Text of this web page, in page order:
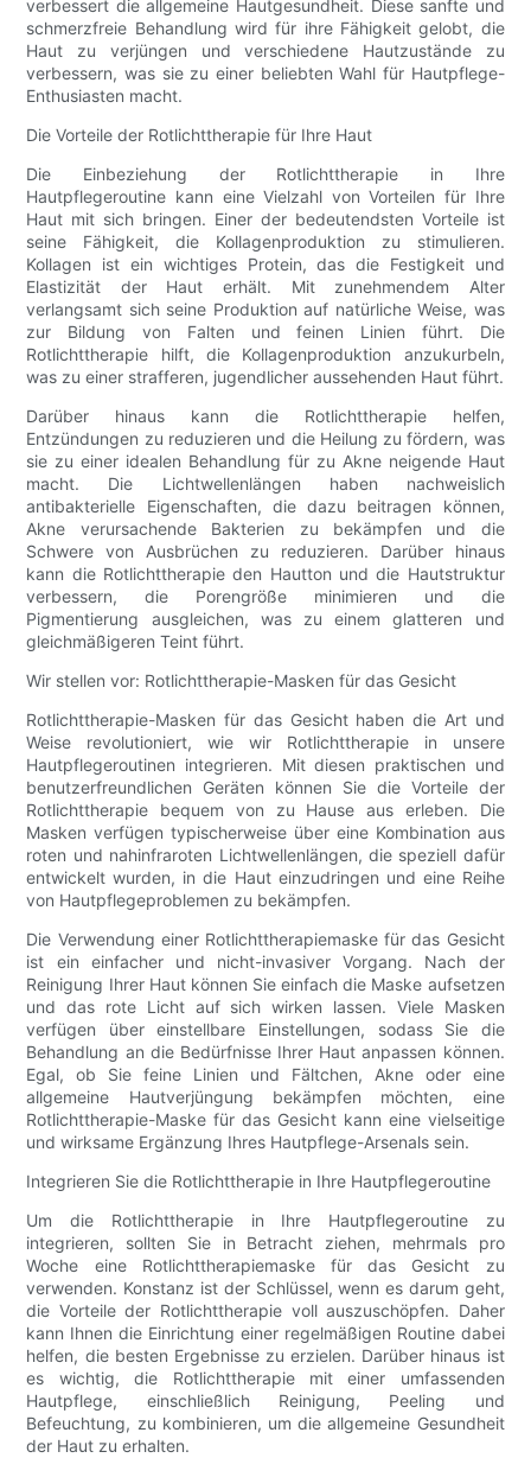
verbessert die allgemeine Hautgesundheit. Diese sanfte und
schmerzfreie Behandlung wird für ihre Fähigkeit gelobt, die
Haut zu verjüngen und verschiedene Hautzustände zu
verbessern, was sie zu einer beliebten Wahl für Hautpflege-
Enthusiasten macht.
Die Vorteile der Rotlichttherapie für Ihre Haut
Die Einbeziehung der Rotlichttherapie in Ihre
Hautpflegeroutine kann eine Vielzahl von Vorteilen für Ihre
Haut mit sich bringen. Einer der bedeutendsten Vorteile ist
seine Fähigkeit, die Kollagenproduktion zu stimulieren.
Kollagen ist ein wichtiges Protein, das die Festigkeit und
Elastizität der Haut erhält. Mit zunehmendem Alter
verlangsamt sich seine Produktion auf natürliche Weise, was
zur Bildung von Falten und feinen Linien führt. Die
Rotlichttherapie hilft, die Kollagenproduktion anzukurbeln,
was zu einer strafferen, jugendlicher aussehenden Haut führt.
Darüber hinaus kann die Rotlichttherapie helfen,
Entzündungen zu reduzieren und die Heilung zu fördern, was
sie zu einer idealen Behandlung für zu Akne neigende Haut
macht. Die Lichtwellenlängen haben nachweislich
antibakterielle Eigenschaften, die dazu beitragen können,
Akne verursachende Bakterien zu bekämpfen und die
Schwere von Ausbrüchen zu reduzieren. Darüber hinaus
kann die Rotlichttherapie den Hautton und die Hautstruktur
verbessern, die Porengröße minimieren und die
Pigmentierung ausgleichen, was zu einem glatteren und
gleichmäßigeren Teint führt.
Wir stellen vor: Rotlichttherapie-Masken für das Gesicht
Rotlichttherapie-Masken für das Gesicht haben die Art und
Weise revolutioniert, wie wir Rotlichttherapie in unsere
Hautpflegeroutinen integrieren. Mit diesen praktischen und
benutzerfreundlichen Geräten können Sie die Vorteile der
Rotlichttherapie bequem von zu Hause aus erleben. Die
Masken verfügen typischerweise über eine Kombination aus
roten und nahinfraroten Lichtwellenlängen, die speziell dafür
entwickelt wurden, in die Haut einzudringen und eine Reihe
von Hautpflegeproblemen zu bekämpfen.
Die Verwendung einer Rotlichttherapiemaske für das Gesicht
ist ein einfacher und nicht-invasiver Vorgang. Nach der
Reinigung Ihrer Haut können Sie einfach die Maske aufsetzen
und das rote Licht auf sich wirken lassen. Viele Masken
verfügen über einstellbare Einstellungen, sodass Sie die
Behandlung an die Bedürfnisse Ihrer Haut anpassen können.
Egal, ob Sie feine Linien und Fältchen, Akne oder eine
allgemeine Hautverjüngung bekämpfen möchten, eine
Rotlichttherapie-Maske für das Gesicht kann eine vielseitige
und wirksame Ergänzung Ihres Hautpflege-Arsenals sein.
Integrieren Sie die Rotlichttherapie in Ihre Hautpflegeroutine
Um die Rotlichttherapie in Ihre Hautpflegeroutine zu
integrieren, sollten Sie in Betracht ziehen, mehrmals pro
Woche eine Rotlichttherapiemaske für das Gesicht zu
verwenden. Konstanz ist der Schlüssel, wenn es darum geht,
die Vorteile der Rotlichttherapie voll auszuschöpfen. Daher
kann Ihnen die Einrichtung einer regelmäßigen Routine dabei
helfen, die besten Ergebnisse zu erzielen. Darüber hinaus ist
es wichtig, die Rotlichttherapie mit einer umfassenden
Hautpflege, einschließlich Reinigung, Peeling und
Befeuchtung, zu kombinieren, um die allgemeine Gesundheit
der Haut zu erhalten.